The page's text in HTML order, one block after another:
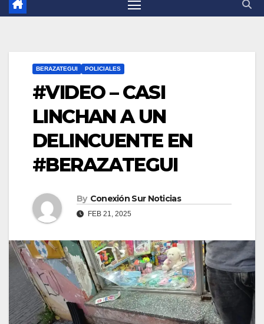
BERAZATEGUI POLICIALES
#VIDEO – CASI
LINCHAN A UN
DELINCUENTE EN
#BERAZATEGUI
By Conexión Sur Noticias
FEB 21, 2025